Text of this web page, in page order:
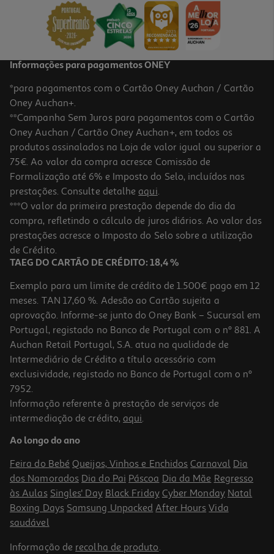
PVP de editor
-30%
Livro Sou Trix! Nas Férias - Matemática - 3º Ano
5.39 €/un
7,70 € PVP de editor
5,39 €
Promoção
-10%
Livro Férias Com A Rapunzel
7.02 €/un
PVP de editor
7,02 €
Informações para pagamentos ONEY
*para pagamentos com o Cartão Oney Auchan / Cartão
Oney Auchan+.
**Campanha Sem Juros para pagamentos com o Cartão
Oney Auchan / Cartão Oney Auchan+, em todos os
produtos assinalados na Loja de valor igual ou superior a
75€. Ao valor da compra acresce Comissão de
Formalização até 6% e Imposto do Selo, incluídos nas
prestações. Consulte detalhe aqui.
***O valor da primeira prestação depende do dia da
compra, refletindo o cálculo de juros diários. Ao valor das
prestações acresce o Imposto do Selo sobre a utilização
de Crédito.
TAEG DO CARTÃO DE CRÉDITO: 18,4 %
Exemplo para um limite de crédito de 1.500€ pago em 12
meses. TAN 17,60 %. Adesão ao Cartão sujeita a
aprovação. Informe-se junto do Oney Bank – Sucursal em
Portugal, registado no Banco de Portugal com o nº 881. A
Auchan Retail Portugal, S.A. atua na qualidade de
Intermediário de Crédito a título acessório com
exclusividade, registado no Banco de Portugal com o nº
7952.
Informação referente à prestação de serviços de
intermediação de crédito, aqui.
Ao longo do ano
Feira do Bebé Queijos, Vinhos e Enchidos Carnaval Dia
dos Namorados Dia do Pai Páscoa Dia da Mãe Regresso
às Aulas Singles' Day Black Friday Cyber Monday Natal
Boxing Days Samsung Unpacked After Hours Vida
saudável
Informação de recolha de produto.